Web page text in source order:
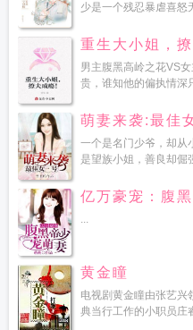
少是一个残忍暴虐喜怒
重生大小姐，撩
男主腹黑高岭之花VS
贵，谁知他的偏执情深
萌妻来袭:最佳
一个是名门少爷，却从
是望族小姐，善良却倔
亿万豪宠：腹
...
黄金瞳
电视剧黄金瞳由张艺兴
典当行工作的小职员庄